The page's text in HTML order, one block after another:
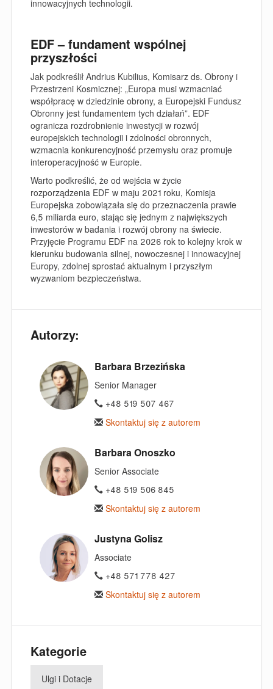
innowacyjnych technologii.
EDF – fundament wspólnej
przyszłości
Jak podkreślił Andrius Kubilius, Komisarz ds. Obrony i
Przestrzeni Kosmicznej: „Europa musi wzmacniać
współpracę w dziedzinie obrony, a Europejski Fundusz
Obronny jest fundamentem tych działań”. EDF
ogranicza rozdrobnienie inwestycji w rozwój
europejskich technologii i zdolności obronnych,
wzmacnia konkurencyjność przemysłu oraz promuje
interoperacyjność w Europie.
Warto podkreślić, że od wejścia w życie
rozporządzenia EDF w maju 2021 roku, Komisja
Europejska zobowiązała się do przeznaczenia prawie
6,5 miliarda euro, stając się jednym z największych
inwestorów w badania i rozwój obrony na świecie.
Przyjęcie Programu EDF na 2026 rok to kolejny krok w
kierunku budowania silnej, nowoczesnej i innowacyjnej
Europy, zdolnej sprostać aktualnym i przyszłym
wyzwaniom bezpieczeństwa.
Autorzy:
Barbara Brzezińska
Senior Manager
+48 519 507 467
Skontaktuj się z autorem
Barbara Onoszko
Senior Associate
+48 519 506 845
Skontaktuj się z autorem
Justyna Golisz
Associate
+48 571 778 427
Skontaktuj się z autorem
Kategorie
Ulgi i Dotacje